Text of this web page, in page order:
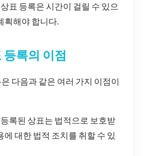
표 등록은 시간이 걸릴 수 있으
획해야 합니다.
등록의 이점
다음과 같은 여러 가지 이점이
록된 상표는 법적으로 보호받
에 대한 법적 조치를 취할 수 있